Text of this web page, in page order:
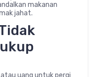
makanan
jahat.
uang untuk pergi